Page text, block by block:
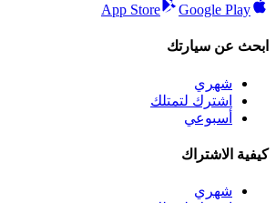
App Store Google Play
ابحث عن سيارتك
شهري
اشترك لتمتلك
أسبوعي
كيفية الاشتراك
شهري